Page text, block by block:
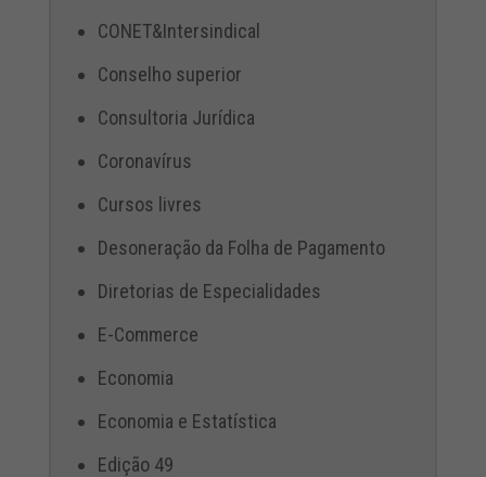
CONET&Intersindical
Conselho superior
Consultoria Jurídica
Coronavírus
Cursos livres
Desoneração da Folha de Pagamento
Diretorias de Especialidades
E-Commerce
Economia
Economia e Estatística
Edição 49